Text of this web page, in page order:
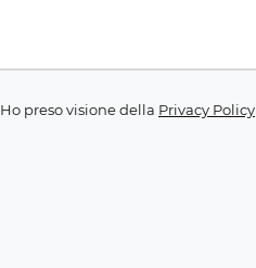
Ho preso visione della Privacy Policy